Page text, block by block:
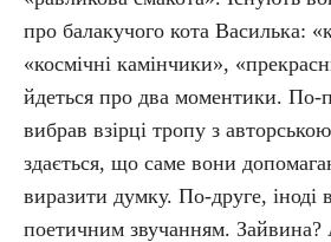
про балакучого кота Василька:
«космічні камінчики»,
йдеться про два моментики. По-
вибрав взірці тропу з
здається, що саме вони
виразити думку. По-друге, іноді
поетичним звучанням. Зайвина?